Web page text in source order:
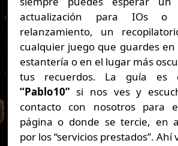
actualización para IOs o
relanzamiento, un
cualquier juego que guardes
estantería o en el lugar más
tus recuerdos. La guía es
“Pablo10”si nos ves y
contacto con nosotros para
página o donde se tercie, en
por los “servicios prestados”. Ahí